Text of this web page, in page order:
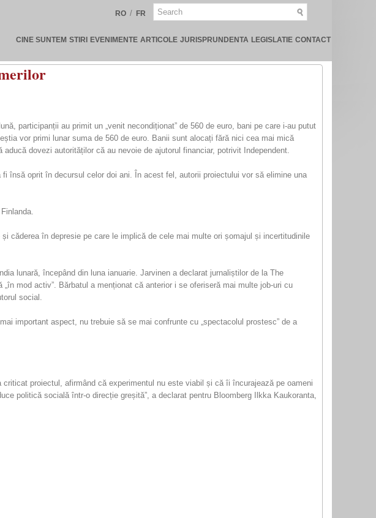
RO / FR
CINE SUNTEM STIRI EVENIMENTE ARTICOLE JURISPRUNDENTA LEGISLATIE CONTACT
participanții au primit un „venit necondiționat” de 560 de euro, bani pe care i-au putut
vor primi lunar suma de 560 de euro. Banii sunt alocați fără nici cea mai mică
dovezi autorităților că au nevoie de ajutorul financiar, potrivit Independent.
însă oprit în decursul celor doi ani. În acest fel, autorii proiectului vor să elimine una
căderea în depresie pe care le implică de cele mai multe ori șomajul și incertitudinile
lunară, începând din luna ianuarie. Jarvinen a declarat jurnaliștilor de la The
mod activ”. Bărbatul a menționat că anterior i se oferiseră mai multe job-uri cu
social.
important aspect, nu trebuie să se mai confrunte cu „spectacolul prostesc” de a
proiectul, afirmând că experimentul nu este viabil și că îi încurajează pe oameni
politică socială într-o direcție greșită”, a declarat pentru Bloomberg Ilkka Kaukoranta,